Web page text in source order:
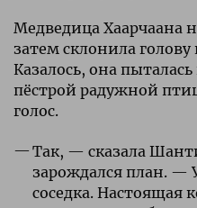
Медведица Хаарчаана
затем склонила голову
Казалось, она
пёстрой радужной
голос.
Так, — сказала
зарождался план. —
соседка. Настоящая